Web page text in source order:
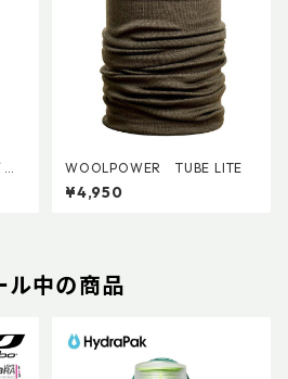
WOOLPOWER TUBE LITE
¥4,950
ル中の商品